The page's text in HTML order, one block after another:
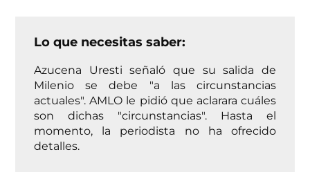
Lo que necesitas saber:
Azucena Uresti señaló que su salida de
Milenio se debe "a las circunstancias
actuales". AMLO le pidió que aclarara cuáles
son dichas "circunstancias". Hasta el
momento, la periodista no ha ofrecido
detalles.